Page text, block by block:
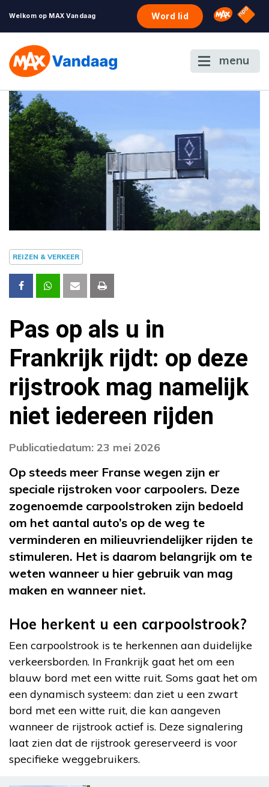
Welkom op MAX Vandaag Word lid Omroep
NPO
menu
REIZEN & VERKEER
Pas op als u in
Frankrijk rijdt: op deze
rijstrook mag namelijk
niet iedereen rijden
Publicatiedatum: 23 mei 2026
Op steeds meer Franse wegen zijn er
speciale rijstroken voor carpoolers. Deze
zogenoemde carpoolstroken zijn bedoeld
om het aantal auto’s op de weg te
verminderen en milieuvriendelijker rijden te
stimuleren. Het is daarom belangrijk om te
weten wanneer u hier gebruik van mag
maken en wanneer niet.
Hoe herkent u een carpoolstrook?
Een carpoolstrook is te herkennen aan duidelijke
verkeersborden. In Frankrijk gaat het om een
blauw bord met een witte ruit. Soms gaat het om
een dynamisch systeem: dan ziet u een zwart
bord met een witte ruit, die kan aangeven
wanneer de rijstrook actief is. Deze signalering
laat zien dat de rijstrook gereserveerd is voor
specifieke weggebruikers.